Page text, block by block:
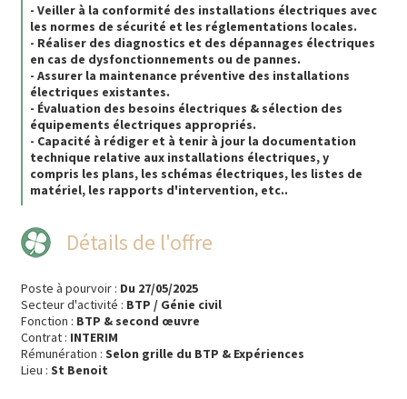
- Veiller à la conformité des installations électriques avec
les normes de sécurité et les réglementations locales.
- Réaliser des diagnostics et des dépannages électriques
en cas de dysfonctionnements ou de pannes.
- Assurer la maintenance préventive des installations
électriques existantes.
- Évaluation des besoins électriques & sélection des
équipements électriques appropriés.
- Capacité à rédiger et à tenir à jour la documentation
technique relative aux installations électriques, y
compris les plans, les schémas électriques, les listes de
matériel, les rapports d'intervention, etc..
Détails de l'offre
Poste à pourvoir : Du 27/05/2025
Secteur d'activité : BTP / Génie civil
Fonction : BTP & second œuvre
Contrat : INTERIM
Rémunération : Selon grille du BTP & Expériences
Lieu : St Benoit